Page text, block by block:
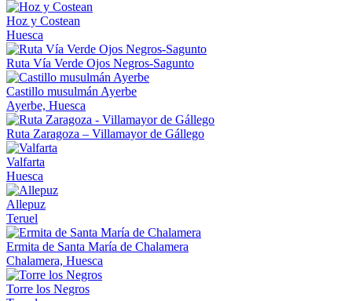
Hoz y Costean
Huesca
Ruta Vía Verde Ojos Negros-Sagunto
Castillo musulmán Ayerbe
Ayerbe, Huesca
Ruta Zaragoza – Villamayor de Gállego
Valfarta
Huesca
Allepuz
Teruel
Ermita de Santa María de Chalamera
Chalamera, Huesca
Torre los Negros